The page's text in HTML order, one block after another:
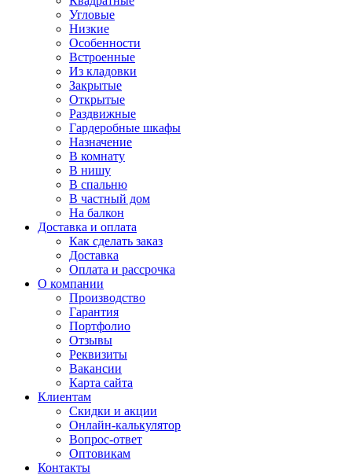
Угловые
Низкие
Особенности
Встроенные
Из кладовки
Закрытые
Открытые
Раздвижные
Гардеробные шкафы
Назначение
В комнату
В нишу
В спальню
В частный дом
На балкон
Доставка и оплата
Как сделать заказ
Доставка
Оплата и рассрочка
О компании
Производство
Гарантия
Портфолио
Отзывы
Реквизиты
Вакансии
Карта сайта
Клиентам
Скидки и акции
Онлайн-калькулятор
Вопрос-ответ
Оптовикам
Контакты